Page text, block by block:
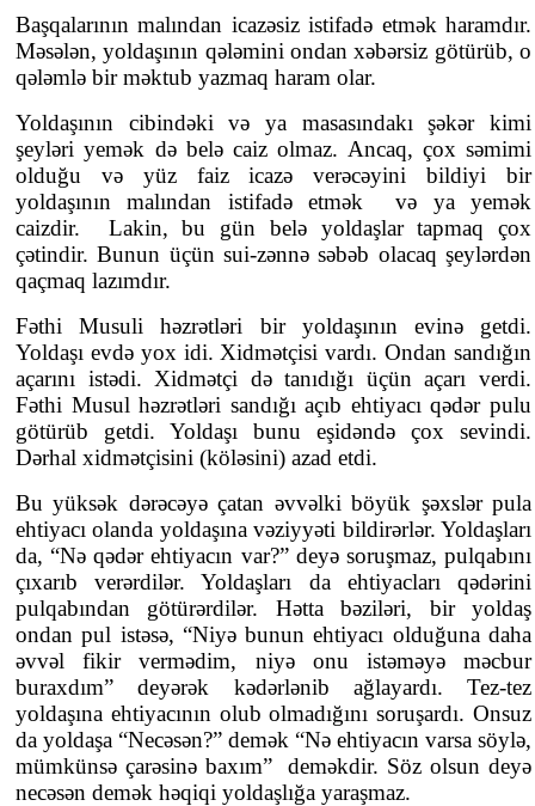
Başqalarının malından icazəsiz istifadə etmək haramdır.
Məsələn, yoldaşının qələmini ondan xəbərsiz götürüb, o
qələmlə bir məktub yazmaq haram olar.
Yoldaşının cibindəki və ya masasındakı şəkər kimi
şeyləri yemək də belə caiz olmaz. Ancaq, çox səmimi
olduğu və yüz faiz icazə verəcəyini bildiyi bir
yoldaşının malından istifadə etmək və ya yemək
caizdir. Lakin, bu gün belə yoldaşlar tapmaq çox
çətindir. Bunun üçün sui-zənnə səbəb olacaq şeylərdən
qaçmaq lazımdır.
Fəthi Musuli həzrətləri bir yoldaşının evinə getdi.
Yoldaşı evdə yox idi. Xidmətçisi vardı. Ondan sandığın
açarını istədi. Xidmətçi də tanıdığı üçün açarı verdi.
Fəthi Musul həzrətləri sandığı açıb ehtiyacı qədər pulu
götürüb getdi. Yoldaşı bunu eşidəndə çox sevindi.
Dərhal xidmətçisini (köləsini) azad etdi.
Bu yüksək dərəcəyə çatan əvvəlki böyük şəxslər pula
ehtiyacı olanda yoldaşına vəziyyəti bildirərlər. Yoldaşları
da, “Nə qədər ehtiyacın var?” deyə soruşmaz, pulqabını
çıxarıb verərdilər. Yoldaşları da ehtiyacları qədərini
pulqabından götürərdilər. Hətta bəziləri, bir yoldaş
ondan pul istəsə, “Niyə bunun ehtiyacı olduğuna daha
əvvəl fikir vermədim, niyə onu istəməyə məcbur
buraxdım” deyərək kədərlənib ağlayardı. Tez-tez
yoldaşına ehtiyacının olub olmadığını soruşardı. Onsuz
da yoldaşa “Necəsən?” demək “Nə ehtiyacın varsa söylə,
mümkünsə çarəsinə baxım” deməkdir. Söz olsun deyə
necəsən demək həqiqi yoldaşlığa yaraşmaz.